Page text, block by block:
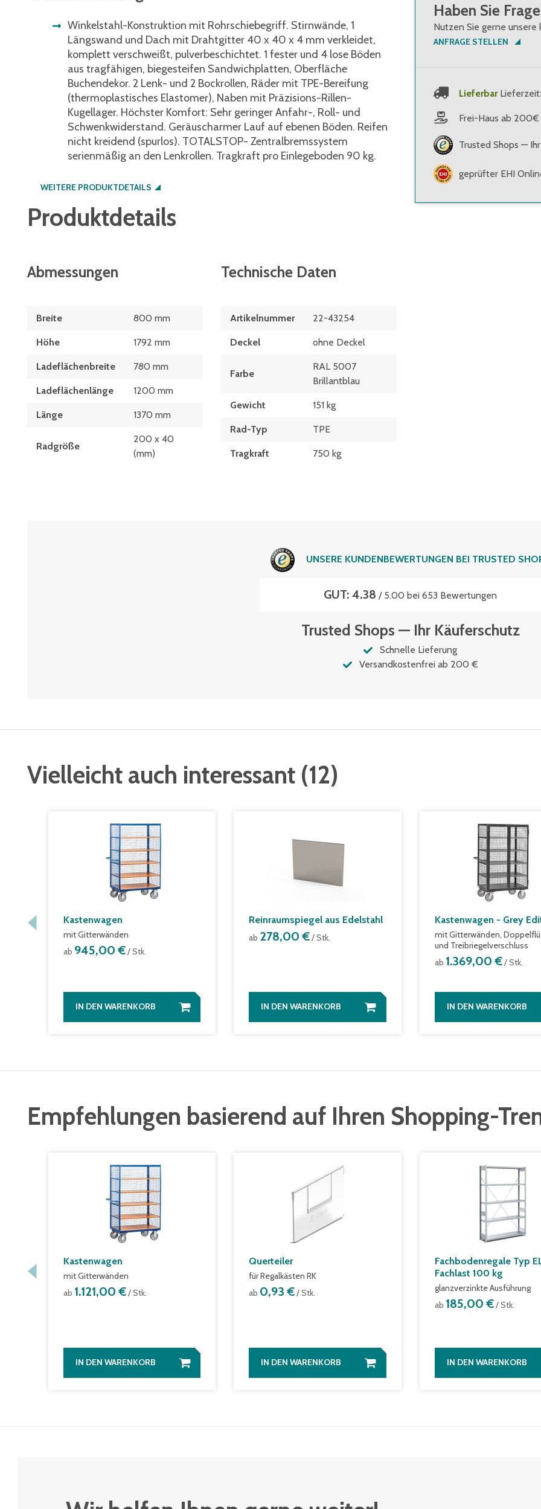
Winkelstahl-Konstruktion mit Rohrschiebegriff. Stirnwände, 1
Längswand und Dach mit Drahtgitter 40 x 40 x 4 mm verkleidet,
komplett verschweißt, pulverbeschichtet. 1 fester und 4 lose Böden
aus tragfähigen, biegesteifen Sandwichplatten, Oberfläche
Buchendekor. 2 Lenk- und 2 Bockrollen, Räder mit TPE-Bereifung
(thermoplastisches Elastomer), Naben mit Präzisions-Rillen-
Kugellager. Höchster Komfort: Sehr geringer Anfahr-, Roll- und
Schwenkwiderstand. Geräuscharmer Lauf auf ebenen Böden. Reifen
nicht kreidend (spurlos). TOTALSTOP- Zentralbremssystem
serienmäßig an den Lenkrollen. Tragkraft pro Einlegeboden 90 kg.
WEITERE PRODUKTDETAILS
Produktdetails
Abmessungen
Breite 800 mm
Höhe 1792 mm
Ladeflächenbreite 780 mm
Ladeflächenlänge 1200 mm
Länge 1370 mm
Radgröße
200 x 40
(mm)
Technische Daten
Artikelnummer 22-43254
Deckel ohne Deckel
Farbe
RAL 5007
Brillantblau
Gewicht 151 kg
Rad-Typ TPE
Tragkraft 750 kg
Haben Sie
Nutzen Sie gerne unsere
ANFRAGE STELLEN
Lieferbar
Frei-Haus ab 200€
Trusted Shops —
geprüfter EHI
UNSERE KUNDENBEWERTUNGEN BEI TRUSTED
GUT: 4.38 / 5.00 bei 653 Bewertungen
Trusted Shops — Ihr Käuferschutz
Schnelle Lieferung
Versandkostenfrei ab 200 €
Vielleicht auch interessant (12)
Kastenwagen
mit Gitterwänden
ab 945,00 €/ Stk.
IN DEN WARENKORB
Reinraumspiegel aus Edelstahl
ab 278,00 €/ Stk.
IN DEN WARENKORB
Kastenwagen - Grey
mit Gitterwänden,
und Treibriegelverschluss
ab 1.369,00 €/ Stk.
IN DEN WARENKORB
Empfehlungen basierend auf Ihren Shopping-
Kastenwagen
mit Gitterwänden
ab 1.121,00 €/ Stk.
IN DEN WARENKORB
Querteiler
für Regalkästen RK
ab 0,93 €/ Stk.
IN DEN WARENKORB
Fachbodenregale Typ
Fachlast 100 kg
glanzverzinkte Ausführung
ab 185,00 €/ Stk.
IN DEN WARENKORB